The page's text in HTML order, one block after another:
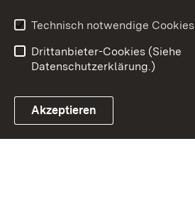
Technisch notwendige Cookies
Drittanbieter-Cookies (Siehe
Datenschutzerklärung.)
Akzeptieren